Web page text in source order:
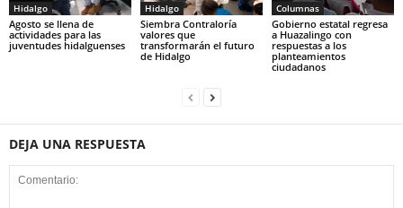
Hidalgo
Agosto se llena de
actividades para las
juventudes hidalguenses
Hidalgo
Siembra Contraloría
valores que
transformarán el futuro
de Hidalgo
Columnas
Gobierno estatal regresa
a Huazalingo con
respuestas a los
planteamientos
ciudadanos
DEJA UNA RESPUESTA